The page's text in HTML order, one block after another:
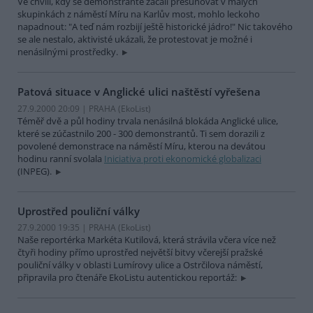
skupinkách z náměstí Míru na Karlův most, mohlo leckoho
napadnout: "A teď nám rozbijí ještě historické jádro!" Nic takového
se ale nestalo, aktivisté ukázali, že protestovat je možné i
nenásilnými prostředky.
Patová situace v Anglické ulici naštěstí vyřešena
27.9.2000 20:09 | PRAHA (EkoList)
Téměř dvě a půl hodiny trvala nenásilná blokáda Anglické ulice,
které se zúčastnilo 200 - 300 demonstrantů. Ti sem dorazili z
povolené demonstrace na náměstí Míru, kterou na devátou
hodinu ranní svolala Iniciativa proti ekonomické globalizaci
(INPEG).
Uprostřed pouliční války
27.9.2000 19:35 | PRAHA (EkoList)
Naše reportérka Markéta Kutilová, která strávila včera více než
čtyři hodiny přímo uprostřed největší bitvy včerejší pražské
pouliční války v oblasti Lumírovy ulice a Ostrčilova náměstí,
připravila pro čtenáře EkoListu autentickou reportáž: